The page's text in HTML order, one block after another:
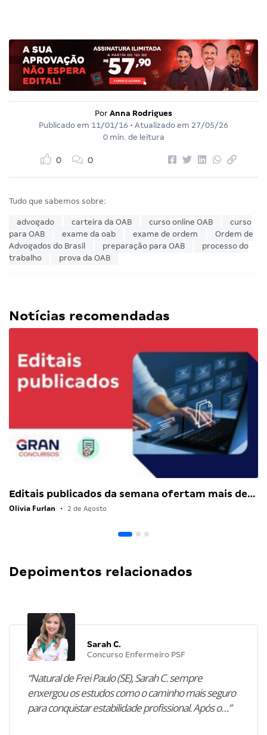
Por Anna Rodrigues
Publicado em 11/01/16 • Atualizado em 27/05/26
0 min. de leitura
0 0
Tudo que sabemos sobre:
advogado carteira da OAB curso online OAB
curso
para OAB
exame da oab exame de ordem
Ordem de
Advogados do Brasil
preparação para OAB
processo do
trabalho
prova da OAB
Notícias recomendadas
Editais publicados da semana ofertam mais de…
Olivia Furlan • 2 de Agosto
Depoimentos relacionados
Sarah C.
Concurso Enfermeiro PSF
“Natural de Frei Paulo (SE), Sarah C. sempre
enxergou os estudos como o caminho mais seguro
para conquistar estabilidade profissional. Após o…”